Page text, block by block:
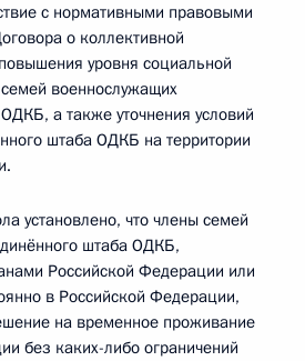
с нормативными правовыми
о коллективной
уровня социальной
военнослужащих
а также уточнения условий
штаба ОДКБ на территории
установлено, что члены семей
штаба ОДКБ,
Российской Федерации или
в Российской Федерации,
на временное проживание
без каких-либо ограничений